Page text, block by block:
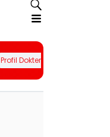
Profil Dokter